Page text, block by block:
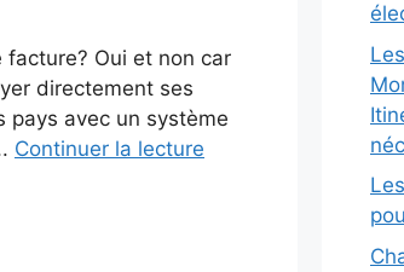
Oui et non car
directement ses
pays avec un système
Continuer la lecture